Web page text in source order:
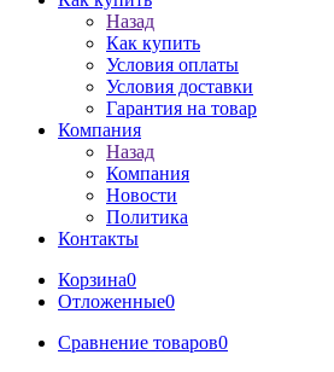
Назад
Как купить
Условия оплаты
Условия доставки
Гарантия на товар
Компания
Назад
Компания
Новости
Политика
Контакты
Корзина0
Отложенные0
Сравнение товаров0